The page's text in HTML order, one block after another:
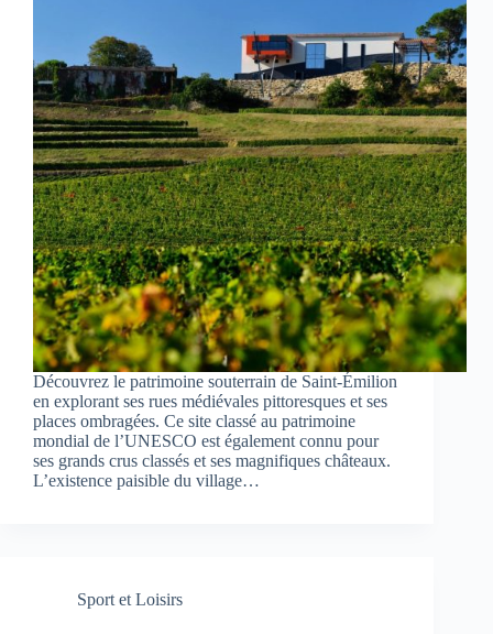
Découvrez le patrimoine souterrain de Saint-Émilion
en explorant ses rues médiévales pittoresques et ses
places ombragées. Ce site classé au patrimoine
mondial de l’UNESCO est également connu pour
ses grands crus classés et ses magnifiques châteaux.
L’existence paisible du village…
Sport et Loisirs